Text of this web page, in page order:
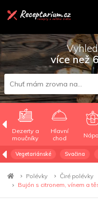
více než
Dezerty a
moučníky
Hlavní
chod
Vegetariánské Svačina
Polévky
Čiré polévky
Bujón s citronem, vínem a